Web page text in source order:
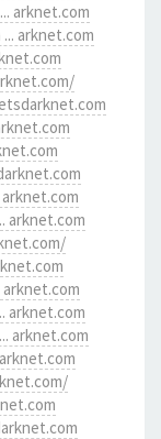
arknet.com
arknet.com
arknet.com
arknet.com
arknet.com